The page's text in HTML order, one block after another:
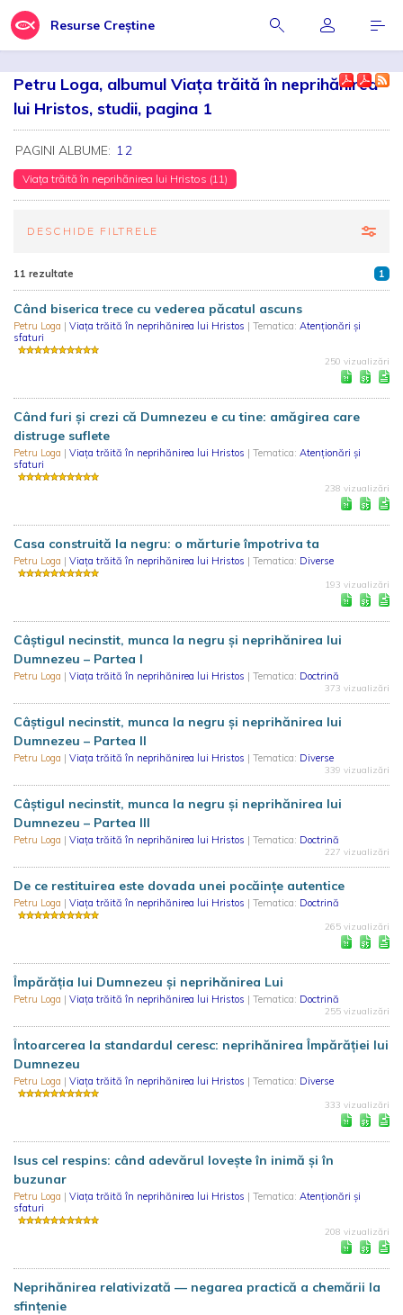
Resurse Creștine
Petru Loga, albumul Viața trăită în neprihănirea
lui Hristos, studii, pagina 1
PAGINI ALBUME: 12
Viața trăită în neprihănirea lui Hristos (11)
DESCHIDE FILTRELE
11 rezultate 1
Când biserica trece cu vederea păcatul ascuns
Petru Loga | Viața trăită în neprihănirea lui Hristos | Tematica: Atenționări și
sfaturi
250 vizualizări
Când furi și crezi că Dumnezeu e cu tine: amăgirea care
distruge suflete
Petru Loga | Viața trăită în neprihănirea lui Hristos | Tematica: Atenționări și
sfaturi
238 vizualizări
Casa construită la negru: o mărturie împotriva ta
Petru Loga | Viața trăită în neprihănirea lui Hristos | Tematica: Diverse
193 vizualizări
Câștigul necinstit, munca la negru și neprihănirea lui
Dumnezeu – Partea I
Petru Loga | Viața trăită în neprihănirea lui Hristos | Tematica: Doctrină
373 vizualizări
Câștigul necinstit, munca la negru și neprihănirea lui
Dumnezeu – Partea II
Petru Loga | Viața trăită în neprihănirea lui Hristos | Tematica: Diverse
339 vizualizări
Câștigul necinstit, munca la negru și neprihănirea lui
Dumnezeu – Partea III
Petru Loga | Viața trăită în neprihănirea lui Hristos | Tematica: Doctrină
227 vizualizări
De ce restituirea este dovada unei pocăințe autentice
Petru Loga | Viața trăită în neprihănirea lui Hristos | Tematica: Doctrină
265 vizualizări
Împărăția lui Dumnezeu și neprihănirea Lui
Petru Loga | Viața trăită în neprihănirea lui Hristos | Tematica: Doctrină
255 vizualizări
Întoarcerea la standardul ceresc: neprihănirea Împărăției lui
Dumnezeu
Petru Loga | Viața trăită în neprihănirea lui Hristos | Tematica: Diverse
333 vizualizări
Isus cel respins: când adevărul lovește în inimă și în
buzunar
Petru Loga | Viața trăită în neprihănirea lui Hristos | Tematica: Atenționări și
sfaturi
208 vizualizări
Neprihănirea relativizată — negarea practică a chemării la
sfințenie